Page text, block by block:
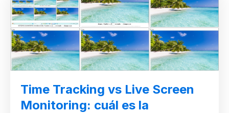
Time Tracking vs Live Screen
Monitoring: cuál es la